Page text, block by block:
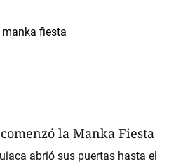
la Manka Fiesta
abrió sus puertas hasta el